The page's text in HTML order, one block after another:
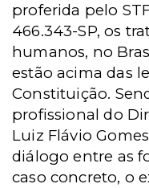
proferida pelo
466.343-SP, os
humanos, no
estão acima das
Constituição.
profissional do
Luiz Flávio
diálogo entre as
caso concreto, o